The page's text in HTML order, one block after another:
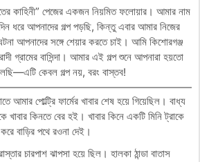
কাহিনী” পেজের একজন নিয়মিত ফলোয়ার। আমার নাম
ধরে আপনাদের গল্প পড়ছি, কিন্তু এবার আমার নিজের
আপনাদের সঙ্গে শেয়ার করতে চাই। আমি কিশোরগঞ্জ
গ্রামের বাসিন্দা। আমার এই গল্প শুনে আপনারা হয়তো
কেবল গল্প নয়, বরং বাস্তব!
আমার পোল্ট্রি ফার্মের খাবার শেষ হয়ে গিয়েছিল। বাধ্য
খাবার কিনতে বের হই। খাবার কিনে একটি মিনি ট্রাকে
বাড়ির পথে রওনা দেই।
চারপাশ ঝাপসা হয়ে ছিল। হালকা ঠান্ডা বাতাস